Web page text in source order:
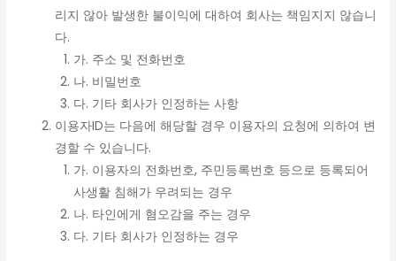
리지 않아 발생한 불이익에 대하여 회사는 책임지지 않습니
다.
가. 주소 및 전화번호
나. 비밀번호
다. 기타 회사가 인정하는 사항
이용자ID는 다음에 해당할 경우 이용자의 요청에 의하여 변
경할 수 있습니다.
가. 이용자의 전화번호, 주민등록번호 등으로 등록되어
사생활 침해가 우려되는 경우
나. 타인에게 혐오감을 주는 경우
다. 기타 회사가 인정하는 경우